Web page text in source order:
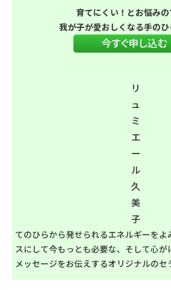
育てにくい！とお悩み
我が子が愛おしくなる手の
リ
ュ
ミ
エ
ー
ル
久
美
子
てのひらから発せられるエネルギーをよ
スにして今もっとも必要な、そして心が
メッセージをお伝えするオリジナルのセ